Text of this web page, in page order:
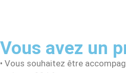
Vous avez un
• Vous souhaitez être